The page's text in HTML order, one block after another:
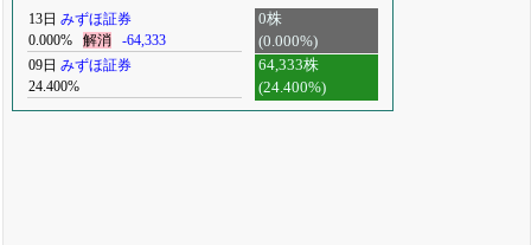
13日 みずほ証券
0.000%
解消 -64,333
0株
(0.000%)
09日 みずほ証券
24.400%
64,333株
(24.400%)